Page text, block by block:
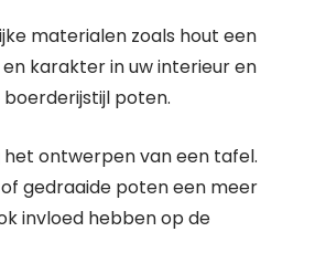
materialen zoals hout een
karakter in uw interieur en
poten.
ontwerpen van een tafel.
gedraaide poten een meer
invloed hebben op de